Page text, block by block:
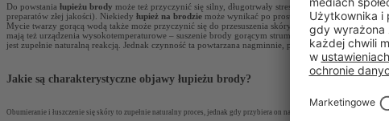
Do powstania łupieżu brody może też przyczynić się silny, długotrwały stres, niska wilgotność
preparatów złej jakości). Niekiedy łupież na brodzie może wynikać po prostu z braku higieny.
Mycie twarzy gorącą wodą także może przyczynić się do przesuszenia skóry i jej nadmiernego
mają też urządzenia wysokotemperaturowe – suszenie brody gorącym strumieniem suszarki nie jest
jest zupełnie naturalną reakcją. Jednak czynność ta powtarzana nagminnie, podrażnia skórę twarzy i
Jakie są charakterystyczne objawy łupieżu brody?
Obumieranie i łuszczenie się skóry to zupełnie naturalny proces, jednak gdy przybiera on na sile, oznacza to, że doszło